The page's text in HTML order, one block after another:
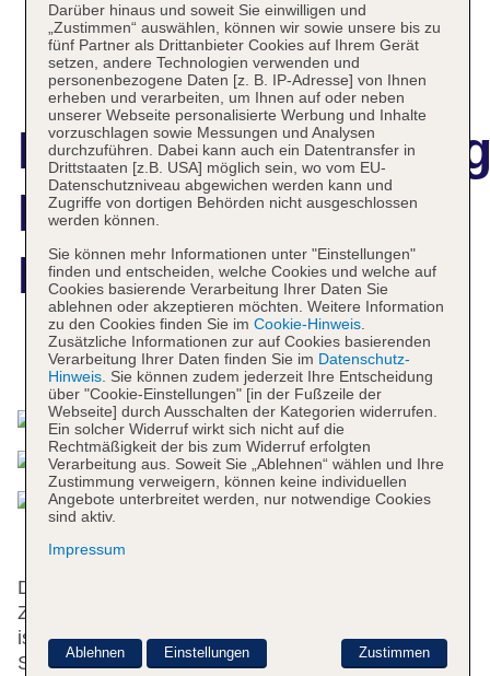
Best Western
Plus Arosa Hotel
Das bietet Ihre Unterkunft
Das Hotel mit einem Aufzug verfügt über 121
Zimmer. Das freundliche Personal an der Rezeption
ist gerne bei allen Fragen behilflich.
Serviceleistungen wie eine Gepäckaufbewahrung,
Darüber hinaus und soweit Sie einwilligen und
„Zustimmen“ auswählen, können wir sowie unsere bis zu
fünf Partner als Drittanbieter Cookies auf Ihrem Gerät
setzen, andere Technologien verwenden und
personenbezogene Daten [z. B. IP-Adresse] von Ihnen
erheben und verarbeiten, um Ihnen auf oder neben
unserer Webseite personalisierte Werbung und Inhalte
vorzuschlagen sowie Messungen und Analysen
durchzuführen. Dabei kann auch ein Datentransfer in
Drittstaaten [z.B. USA] möglich sein, wo vom EU-
Datenschutzniveau abgewichen werden kann und
Zugriffe von dortigen Behörden nicht ausgeschlossen
werden können.
Sie können mehr Informationen unter "Einstellungen"
finden und entscheiden, welche Cookies und welche auf
Cookies basierende Verarbeitung Ihrer Daten Sie
ablehnen oder akzeptieren möchten. Weitere Information
zu den Cookies finden Sie im Cookie-Hinweis.
Zusätzliche Informationen zur auf Cookies basierenden
Verarbeitung Ihrer Daten finden Sie im Datenschutz-
Hinweis. Sie können zudem jederzeit Ihre Entscheidung
über "Cookie-Einstellungen" [in der Fußzeile der
Webseite] durch Ausschalten der Kategorien widerrufen.
Ein solcher Widerruf wirkt sich nicht auf die
Rechtmäßigkeit der bis zum Widerruf erfolgten
Verarbeitung aus. Soweit Sie „Ablehnen“ wählen und Ihre
Zustimmung verweigern, können keine individuellen
Angebote unterbreitet werden, nur notwendige Cookies
sind aktiv.
Impressum
Zustimmen
Ablehnen Einstellungen